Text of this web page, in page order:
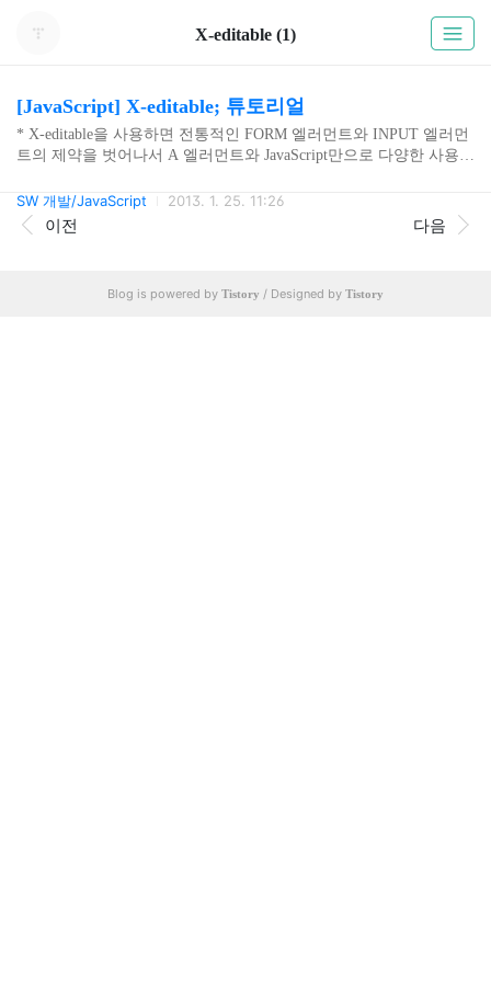
X-editable (1)
[JavaScript] X-editable; 튜토리얼
* X-editable을 사용하면 전통적인 FORM 엘러먼트와 INPUT 엘러먼
트의 제약을 벗어나서 A 엘러먼트와 JavaScript만으로 다양한 사용자
엘러먼트를 작성한다. data-type의 값으로 text, textarea, select, date, ch
ecklist 등 다양한 타입을 지원한다. select2 타입은 v1.4.1 버전에서 임
의로 setValue() 메써드를 사용시 오류가 발생하는 버그가 있어 select
'inline'; * 앞서 ..
SW 개발/JavaScript 2013. 1. 25. 11:26
이전 다음
Blog is powered by Tistory / Designed by Tistory